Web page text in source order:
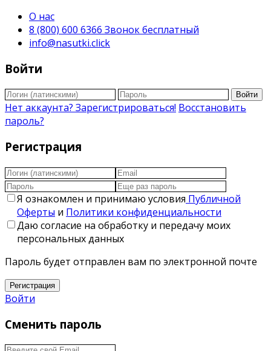
О нас
8 (800) 600 6366 Звонок бесплатный
info@nasutki.click
Войти
Войти
Нет аккаунта? Зарегистрироваться! Восстановить
пароль?
Регистрация
Я ознакомлен и принимаю условия Публичной
Оферты и Политики конфиденциальности
Даю согласие на обработку и передачу моих
персональных данных
Пароль будет отправлен вам по электронной почте
Регистрация
Войти
Сменить пароль